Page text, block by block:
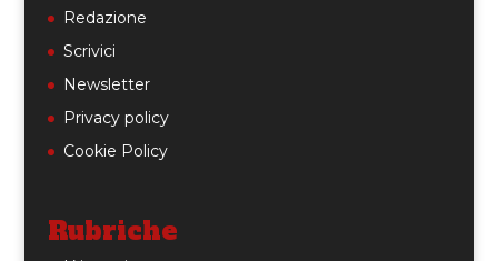
Redazione
Scrivici
Newsletter
Privacy policy
Cookie Policy
Rubriche